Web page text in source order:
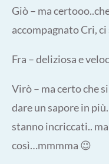
Giò – ma
accompagnato Cri,
Fra – deliziosa e
Virò – ma certo che
dare un sapore in
stanno incriccati..
così…mmmma 😉